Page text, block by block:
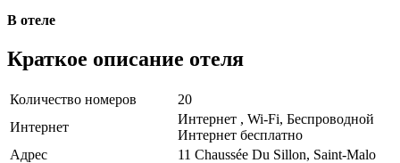
В отеле
Краткое описание отеля
Количество номеров
20
Интернет
Интернет , Wi-Fi, Беспроводной
Интернет бесплатно
Адрес
11 Chaussée Du Sillon, Saint-Malo